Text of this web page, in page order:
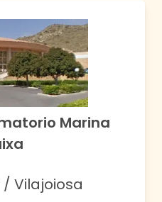
Marina
Vilajoiosa